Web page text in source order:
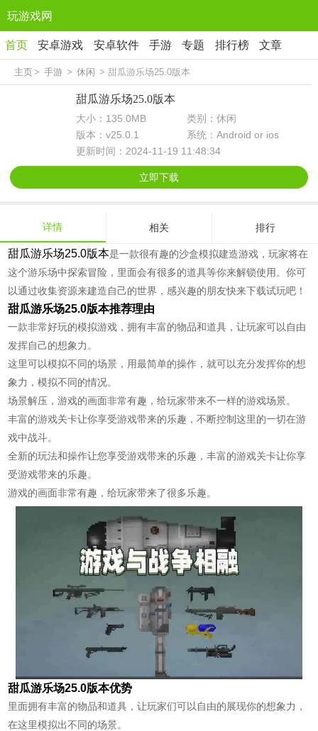
玩游戏网
首页 安卓游戏 安卓软件 手游 专题 排行榜 文章
主页> 手游 > 休闲 > 甜瓜游乐场25.0版本
甜瓜游乐场25.0版本
大小：135.0MB
类别：休闲
版本：v25.0.1
系统：Android or ios
更新时间：2024-11-19 11:48:34
立即下载
详情 相关 排行
甜瓜游乐场25.0版本是一款很有趣的沙盒模拟建造游戏，玩家将在
这个游乐场中探索冒险，里面会有很多的道具等你来解锁使用。你可
以通过收集资源来建造自己的世界，感兴趣的朋友快来下载试玩吧！
甜瓜游乐场25.0版本推荐理由
一款非常好玩的模拟游戏，拥有丰富的物品和道具，让玩家可以自由
发挥自己的想象力。
这里可以模拟不同的场景，用最简单的操作，就可以充分发挥你的想
象力，模拟不同的情况。
场景解压，游戏的画面非常有趣，给玩家带来不一样的游戏场景。
丰富的游戏关卡让你享受游戏带来的乐趣，不断控制这里的一切在游
戏中战斗。
全新的玩法和操作让您享受游戏带来的乐趣，丰富的游戏关卡让你享
受游戏带来的乐趣。
游戏的画面非常有趣，给玩家带来了很多乐趣。
甜瓜游乐场25.0版本优势
里面拥有丰富的物品和道具，让玩家们可以自由的展现你的想象力，
在这里模拟出不同的场景。